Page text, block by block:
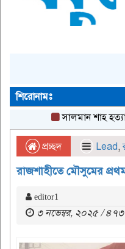
শিরোনামঃ
সালমান শাহ হত্যা
প্রচ্ছদ Lead,
রাজশাহীতে মৌসুমের
editor1
৩ নভেম্বর, ২০২৫ /